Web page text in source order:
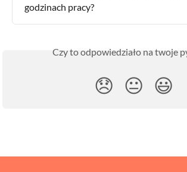
godzinach pracy?
Czy to odpowiedziało na twoje
😞 😐 😃